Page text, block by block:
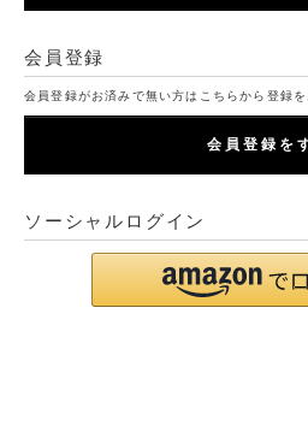
会員登録
会員登録がお済みで無い方はこちらから登録を
会員登録を
ソーシャルログイン